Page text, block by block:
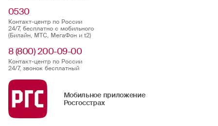
0530
Контакт-центр по России
24/7, бесплатно с мобильного
(Билайн, МТС, МегаФон и t2)
8 (800) 200-09-00
Контакт-центр по России
24/7, звонок бесплатный
Мобильное приложение
Росгосстрах